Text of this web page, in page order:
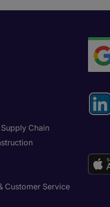
Chain
Customer Service